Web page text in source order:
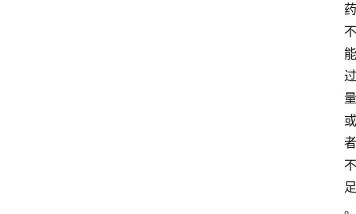
药
不
能
过
量
或
者
不
足
。